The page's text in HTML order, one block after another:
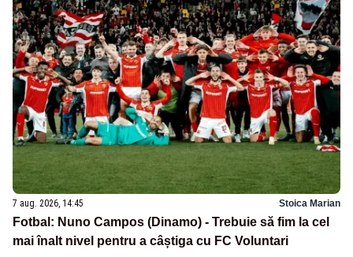
7 aug. 2026, 14:45 Stoica Marian
Fotbal: Nuno Campos (Dinamo) - Trebuie să fim la cel
mai înalt nivel pentru a câștiga cu FC Voluntari